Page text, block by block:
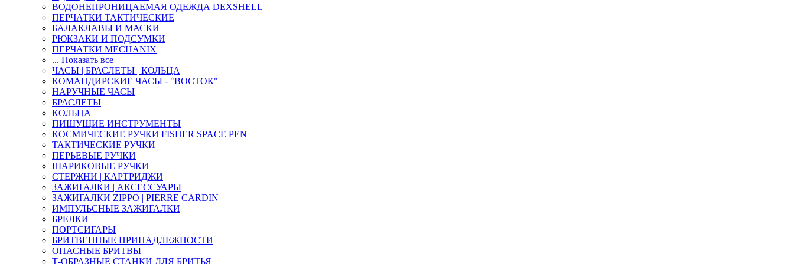
ВОДОНЕПРОНИЦАЕМАЯ ОДЕЖДА DEXSHELL
ПЕРЧАТКИ ТАКТИЧЕСКИЕ
БАЛАКЛАВЫ И МАСКИ
РЮКЗАКИ И ПОДСУМКИ
ПЕРЧАТКИ MECHANIX
... Показать все
ЧАСЫ | БРАСЛЕТЫ | КОЛЬЦА
КОМАНДИРСКИЕ ЧАСЫ - "ВОСТОК"
НАРУЧНЫЕ ЧАСЫ
БРАСЛЕТЫ
КОЛЬЦА
ПИШУЩИЕ ИНСТРУМЕНТЫ
КОСМИЧЕСКИЕ РУЧКИ FISHER SPACE PEN
ТАКТИЧЕСКИЕ РУЧКИ
ПЕРЬЕВЫЕ РУЧКИ
ШАРИКОВЫЕ РУЧКИ
СТЕРЖНИ | КАРТРИДЖИ
ЗАЖИГАЛКИ | АКСЕССУАРЫ
ЗАЖИГАЛКИ ZIPPO | PIERRE CARDIN
ИМПУЛЬСНЫЕ ЗАЖИГАЛКИ
БРЕЛКИ
ПОРТСИГАРЫ
БРИТВЕННЫЕ ПРИНАДЛЕЖНОСТИ
ОПАСНЫЕ БРИТВЫ
Т-ОБРАЗНЫЕ СТАНКИ ДЛЯ БРИТЬЯ